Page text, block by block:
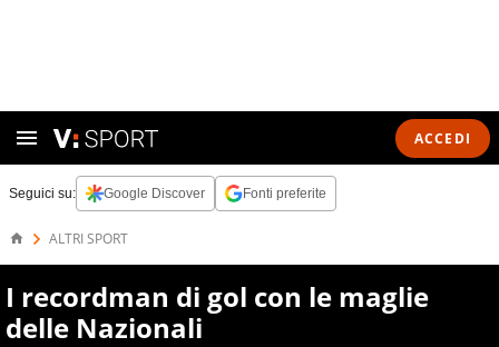
ACCEDI
Seguici su: Google Discover Fonti preferite
ALTRI SPORT
I recordman di gol con le maglie
delle Nazionali